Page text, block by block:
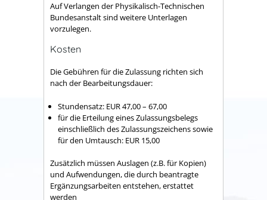
Auf Verlangen der Physikalisch-Technischen
Bundesanstalt sind weitere Unterlagen
vorzulegen.
Kosten
Die Gebühren für die Zulassung richten sich
nach der Bearbeitungsdauer:
Stundensatz: EUR 47,00 – 67,00
für die Erteilung eines Zulassungsbelegs
einschließlich des Zulassungszeichens sowie
für den Umtausch: EUR 15,00
Zusätzlich müssen Auslagen (z.B. für Kopien)
und Aufwendungen, die durch beantragte
Ergänzungsarbeiten entstehen, erstattet
werden